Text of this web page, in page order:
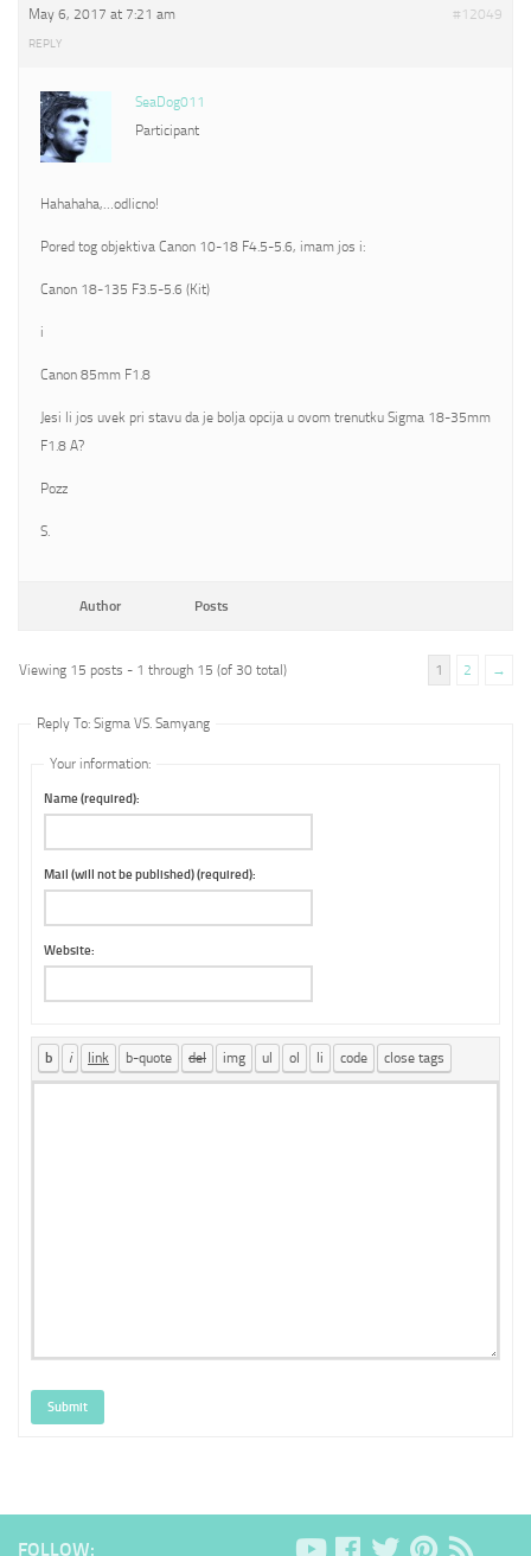
May 6, 2017 at 7:21 am #12049
REPLY
SeaDog011
Participant
Hahahaha,…odlicno!
Pored tog objektiva Canon 10-18 F4.5-5.6, imam jos i:
Canon 18-135 F3.5-5.6 (Kit)
i
Canon 85mm F1.8
Jesi li jos uvek pri stavu da je bolja opcija u ovom trenutku Sigma 18-35mm
F1.8 A?
Pozz
S.
Author Posts
Viewing 15 posts - 1 through 15 (of 30 total) 1 2 →
Reply To: Sigma VS. Samyang
Your information:
Name (required):
Mail (will not be published) (required):
Website:
Submit
FOLLOW: